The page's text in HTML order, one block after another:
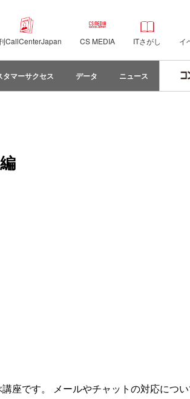
CallCenterJapan CS MEDIA ITさがし イ
タマーサクセス データ ニュース
座です。 メールやチャットの対応につ